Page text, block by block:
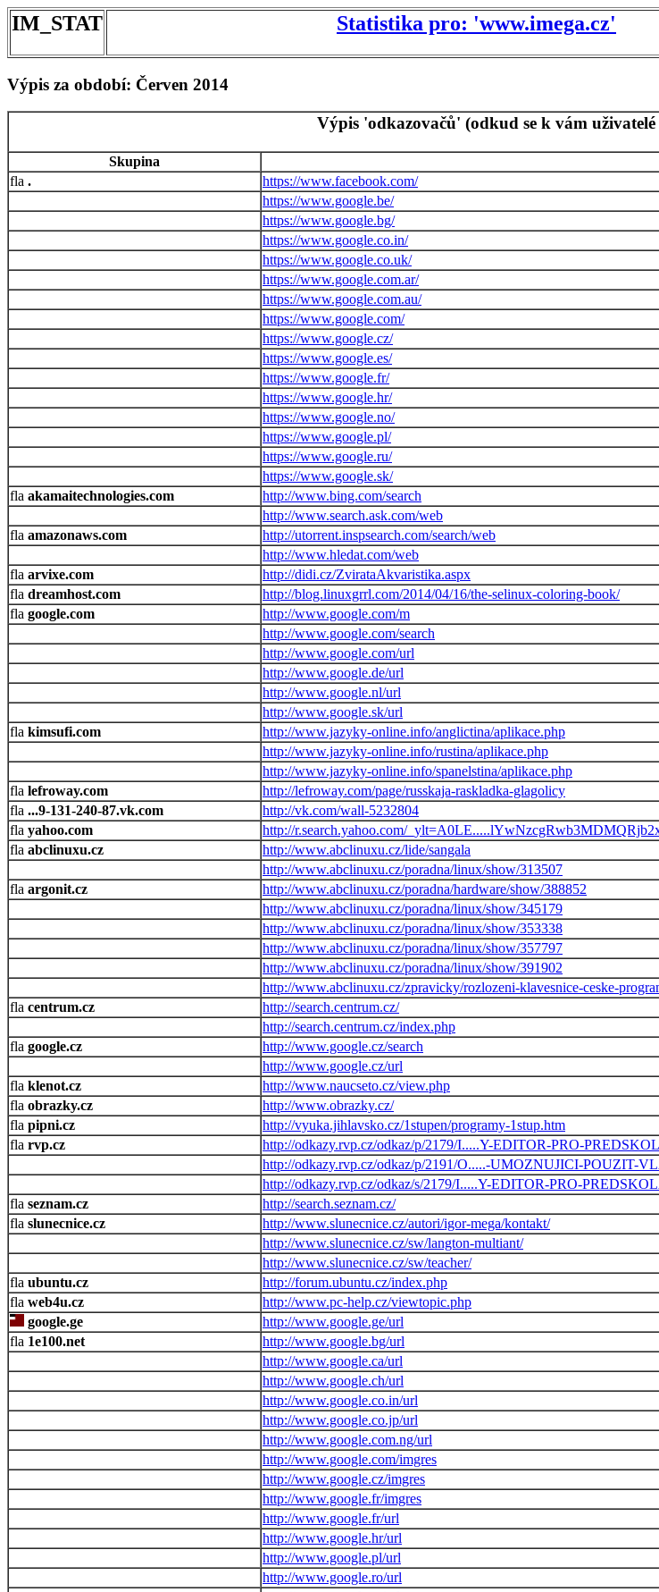
IM_STAT Statistika pro: 'www.imega.cz'
Výpis za období: Červen 2014
Výpis 'odkazovačů' (odkud se k vám
Skupina
.
https://www.facebook.com/
https://www.google.be/
https://www.google.bg/
https://www.google.co.in/
https://www.google.co.uk/
https://www.google.com.ar/
https://www.google.com.au/
https://www.google.com/
https://www.google.cz/
https://www.google.es/
https://www.google.fr/
https://www.google.hr/
https://www.google.no/
https://www.google.pl/
https://www.google.ru/
https://www.google.sk/
akamaitechnologies.com
http://www.bing.com/search
http://www.search.ask.com/web
amazonaws.com
http://utorrent.inspsearch.com/search/web
http://www.hledat.com/web
arvixe.com
http://didi.cz/ZvirataAkvaristika.aspx
dreamhost.com
http://blog.linuxgrrl.com/2014/04/16/the-selinux-coloring-book/
google.com
http://www.google.com/m
http://www.google.com/search
http://www.google.com/url
http://www.google.de/url
http://www.google.nl/url
http://www.google.sk/url
kimsufi.com
http://www.jazyky-online.info/anglictina/aplikace.php
http://www.jazyky-online.info/rustina/aplikace.php
http://www.jazyky-online.info/spanelstina/aplikace.php
lefroway.com
http://lefroway.com/page/russkaja-raskladka-glagolicy
...9-131-240-87.vk.com
http://vk.com/wall-5232804
yahoo.com
http://r.search.yahoo.com/
abclinuxu.cz
http://www.abclinuxu.cz/lide/sangala
http://www.abclinuxu.cz/poradna/linux/show/313507
argonit.cz
http://www.abclinuxu.cz/poradna/hardware/show/388852
http://www.abclinuxu.cz/poradna/linux/show/345179
http://www.abclinuxu.cz/poradna/linux/show/353338
http://www.abclinuxu.cz/poradna/linux/show/357797
http://www.abclinuxu.cz/poradna/linux/show/391902
http://www.abclinuxu.cz/zpravicky/rozlozeni-klavesnice-ceske-
centrum.cz
http://search.centrum.cz/
http://search.centrum.cz/index.php
google.cz
http://www.google.cz/search
http://www.google.cz/url
klenot.cz
http://www.naucseto.cz/view.php
obrazky.cz
http://www.obrazky.cz/
pipni.cz
http://vyuka.jihlavsko.cz/1stupen/programy-1stup.htm
rvp.cz
http://odkazy.rvp.cz/odkaz/p/2179/I.....Y-EDITOR-PRO-
http://odkazy.rvp.cz/odkaz/p/2191/O.....-UMOZNUJICI-POUZIT-
http://odkazy.rvp.cz/odkaz/s/2179/I.....Y-EDITOR-PRO-
seznam.cz
http://search.seznam.cz/
slunecnice.cz
http://www.slunecnice.cz/autori/igor-mega/kontakt/
http://www.slunecnice.cz/sw/langton-multiant/
http://www.slunecnice.cz/sw/teacher/
ubuntu.cz
http://forum.ubuntu.cz/index.php
web4u.cz
http://www.pc-help.cz/viewtopic.php
google.ge
http://www.google.ge/url
1e100.net
http://www.google.bg/url
http://www.google.ca/url
http://www.google.ch/url
http://www.google.co.in/url
http://www.google.co.jp/url
http://www.google.com.ng/url
http://www.google.com/imgres
http://www.google.cz/imgres
http://www.google.fr/imgres
http://www.google.fr/url
http://www.google.hr/url
http://www.google.pl/url
http://www.google.ro/url